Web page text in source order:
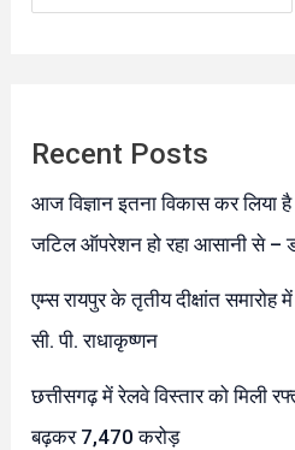
Recent Posts
आज विज्ञान इतना विकास कर
जटिल ऑपरेशन हो रहा आसानी से –
एम्स रायपुर के तृतीय दीक्षांत समारोह
सी. पी. राधाकृष्णन
छत्तीसगढ़ में रेलवे विस्तार को मिली
बढ़कर 7,470 करोड़